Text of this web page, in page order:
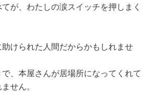
が、わたしの涙スイッチを押しまく
けられた人間だからかもしれませ
、本屋さんが居場所になってくれて
せん。